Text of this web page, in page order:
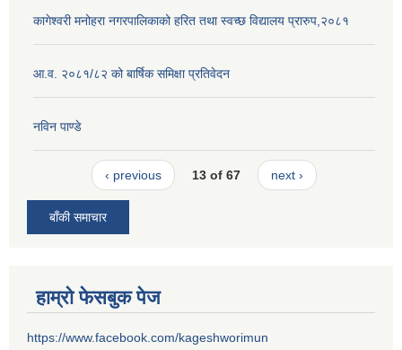
कागेश्वरी मनोहरा नगरपालिकाको हरित तथा स्वच्छ विद्यालय प्रारुप,२०८१
आ.व. २०८१/८२ को बार्षिक समिक्षा प्रतिवेदन
नविन पाण्डे
‹ previous 13 of 67 next ›
बाँकी समाचार
हाम्रो फेसबुक पेज
https://www.facebook.com/kageshworimun